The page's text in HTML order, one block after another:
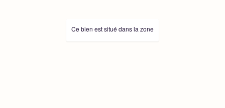
Ce bien est situé dans la zone